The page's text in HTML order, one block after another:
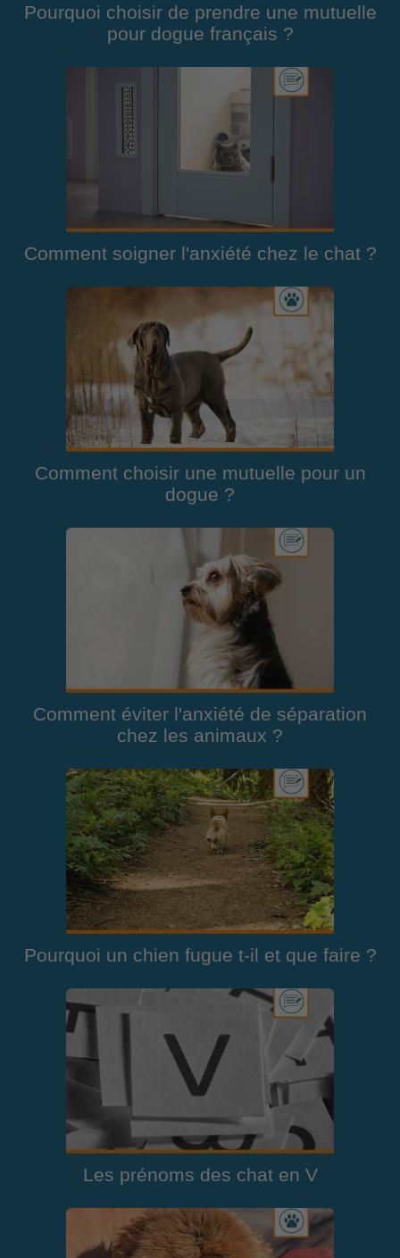
Pourquoi choisir de prendre une mutuelle
pour dogue français ?
Comment soigner l'anxiété chez le chat ?
Comment choisir une mutuelle pour un
dogue ?
Comment éviter l'anxiété de séparation
chez les animaux ?
Pourquoi un chien fugue t-il et que faire ?
Les prénoms des chat en V